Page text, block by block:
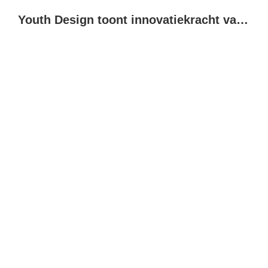
Youth Design toont innovatiekracht van jonge makers in Drachten